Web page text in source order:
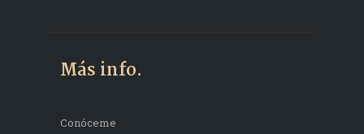
Más info.
Conóceme